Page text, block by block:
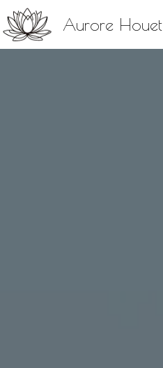
Aurore Houet
Panneau de gestion des cookies